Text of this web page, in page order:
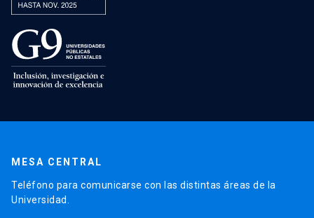
MESA CENTRAL
Teléfono para comunicarse con las distintas áreas de la
Universidad.